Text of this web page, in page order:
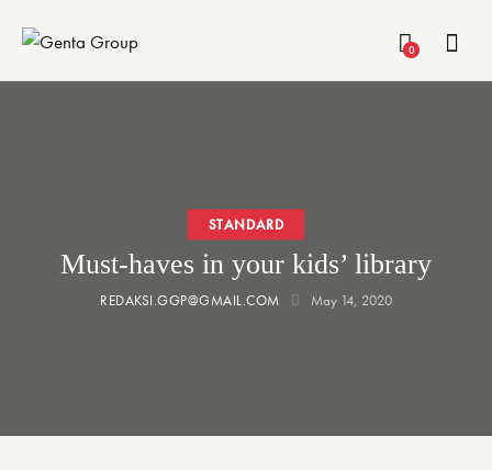
0
STANDARD
Must-haves in your kids’ library
REDAKSI.GGP@GMAIL.COM May 14, 2020